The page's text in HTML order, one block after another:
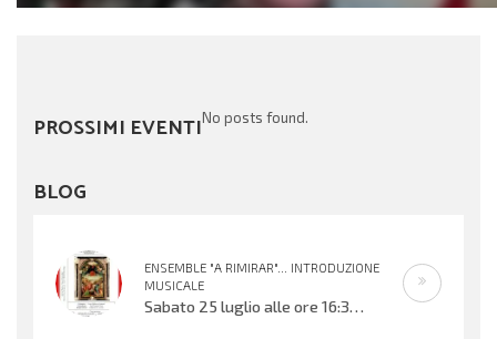
PROSSIMI EVENTINo posts found.
BLOG
ENSEMBLE "A RIMIRAR"... INTRODUZIONE
MUSICALE
Sabato 25 luglio alle ore 16:30 verrà inaugurata la mostra organizzata dal Centro Biblioteca Comunale presso il Palazzo “Suore